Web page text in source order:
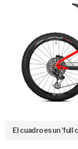
El cuadro es un 'full